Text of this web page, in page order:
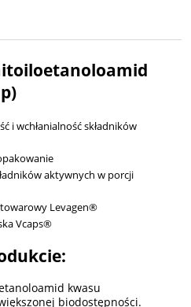
i wchłanialność składników
aktywnych w porcji
Levagen®
Vcaps®
kwasu
biodostępności.